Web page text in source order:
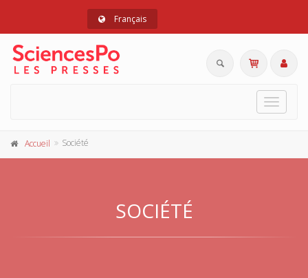
Français
Toggle
Accueil Société
SOCIÉTÉ